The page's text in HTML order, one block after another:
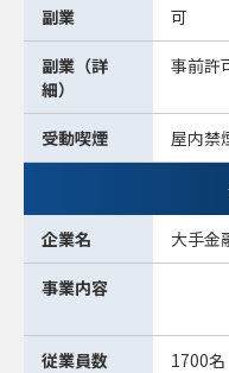
副業 可
副業（詳
細）
事前許
受動喫煙 屋内禁
企業名 大手金
事業内容
従業員数 1700名